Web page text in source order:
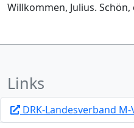
Willkommen, Julius.
Links
DRK-Landesverband M-